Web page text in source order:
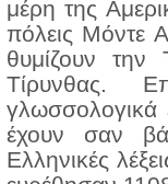
μέρη της
πόλεις Μόντε
θυμίζουν την
Τίρυνθας.
γλωσσολογικά
έχουν σαν
Ελληνικές